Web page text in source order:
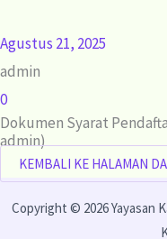
Agustus 21, 2025
admin
0
Dokumen Syarat
admin)
KEMBALI KE HALAMAN
Copyright © 2026 Yayasan